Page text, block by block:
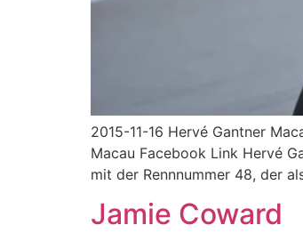
2015-11-16 Hervé Gantner
Macau Facebook Link Hervé
mit der Rennnummer 48, der
Jamie Coward